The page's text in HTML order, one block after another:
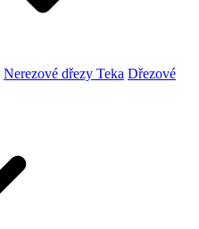
Nerezové dřezy Teka Dřezové